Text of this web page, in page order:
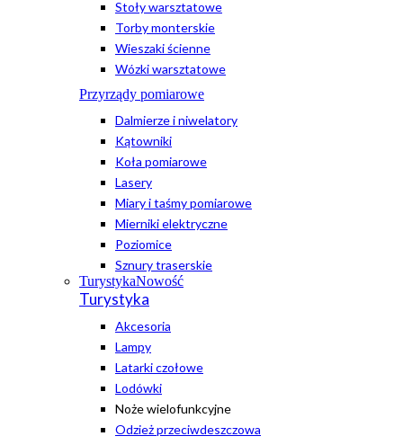
Stoły warsztatowe
Torby monterskie
Wieszaki ścienne
Wózki warsztatowe
Przyrządy pomiarowe
Dalmierze i niwelatory
Kątowniki
Koła pomiarowe
Lasery
Miary i taśmy pomiarowe
Mierniki elektryczne
Poziomice
Sznury traserskie
TurystykaNowość
Turystyka
Akcesoria
Lampy
Latarki czołowe
Lodówki
Noże wielofunkcyjne
Odzież przeciwdeszczowa